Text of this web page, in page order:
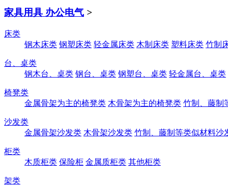
家具用具 办公电气 >
床类
钢木床类 钢塑床类 轻金属床类 木制床类 塑料床类 竹制
台、桌类
钢木台、桌类 钢台、桌类 钢塑台、桌类 轻金属台、桌类
椅凳类
金属骨架为主的椅凳类 木骨架为主的椅凳类 竹制、藤制
沙发类
金属骨架沙发类 木骨架沙发类 竹制、藤制等类似材料沙
柜类
木质柜类 保险柜 金属质柜类 其他柜类
架类